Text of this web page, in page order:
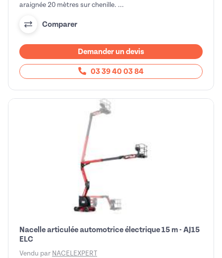
araignée 20 mètres sur chenille. ...
Comparer
Demander un devis
03 39 40 03 84
Nacelle articulée automotrice électrique 15 m - AJ15
ELC
Vendu par NACELEXPERT